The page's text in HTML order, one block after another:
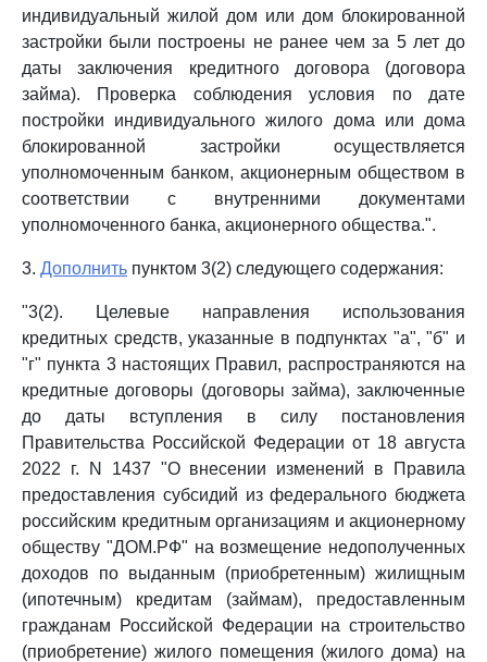
индивидуальный жилой дом или дом блокированной
застройки были построены не ранее чем за 5 лет до
даты заключения кредитного договора (договора
займа). Проверка соблюдения условия по дате
постройки индивидуального жилого дома или дома
блокированной застройки осуществляется
уполномоченным банком, акционерным обществом в
соответствии с внутренними документами
уполномоченного банка, акционерного общества.".
3. Дополнить пунктом 3(2) следующего содержания:
"3(2). Целевые направления использования
кредитных средств, указанные в подпунктах "а", "б" и
"г" пункта 3 настоящих Правил, распространяются на
кредитные договоры (договоры займа), заключенные
до даты вступления в силу постановления
Правительства Российской Федерации от 18 августа
2022 г. N 1437 "О внесении изменений в Правила
предоставления субсидий из федерального бюджета
российским кредитным организациям и акционерному
обществу "ДОМ.РФ" на возмещение недополученных
доходов по выданным (приобретенным) жилищным
(ипотечным) кредитам (займам), предоставленным
гражданам Российской Федерации на строительство
(приобретение) жилого помещения (жилого дома) на